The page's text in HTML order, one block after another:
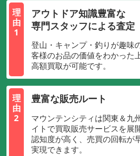
理
由
1
アウトドア知識豊富な
専門スタッフによる査定
登山・キャンプ・釣りが趣味
客様のお品の価値をわかった
高額買取が可能です。
理
由
2
豊富な販売ルート
マウンテンシティは関東＆九
イトで買取販売サービスを展
認知度が高く、売買の回転が
実現できます。